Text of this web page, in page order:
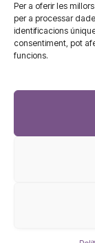
Per a oferir les
per a processar
identificacions
consentiment, pot
funcions.
932 311 247